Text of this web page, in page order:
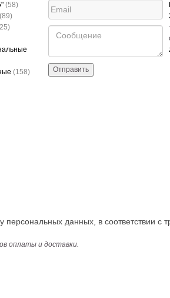
(58)
(89)
(158) Отправить
персональных данных, в соответствии
оплаты и доставки.